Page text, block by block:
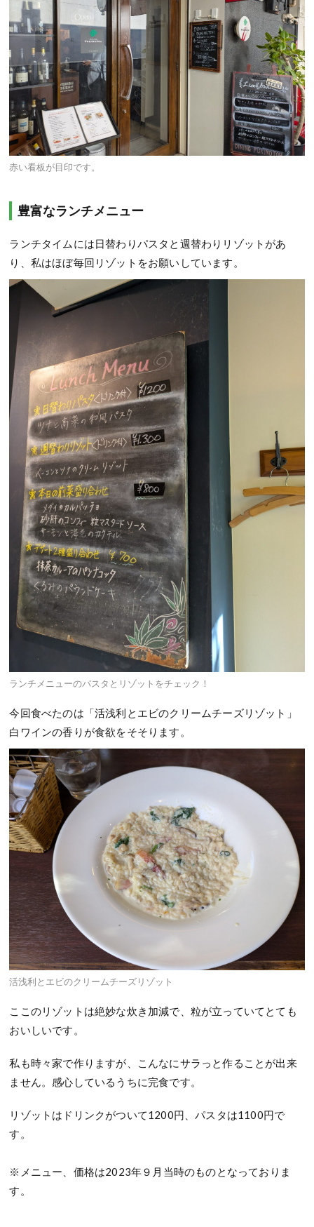
赤い看板が目印です。
豊富なランチメニュー
ランチタイムには日替わりパスタと週替わりリゾットがあ
り、私はほぼ毎回リゾットをお願いしています。
ランチメニューのパスタとリゾットをチェック！
今回食べたのは「活浅利とエビのクリームチーズリゾット」
白ワインの香りが食欲をそそります。
活浅利とエビのクリームチーズリゾット
ここのリゾットは絶妙な炊き加減で、粒が立っていてとても
おいしいです。
私も時々家で作りますが、こんなにサラっと作ることが出来
ません。感心しているうちに完食です。
リゾットはドリンクがついて1200円、パスタは1100円で
す。
※メニュー、価格は2023年９月当時のものとなっておりま
す。